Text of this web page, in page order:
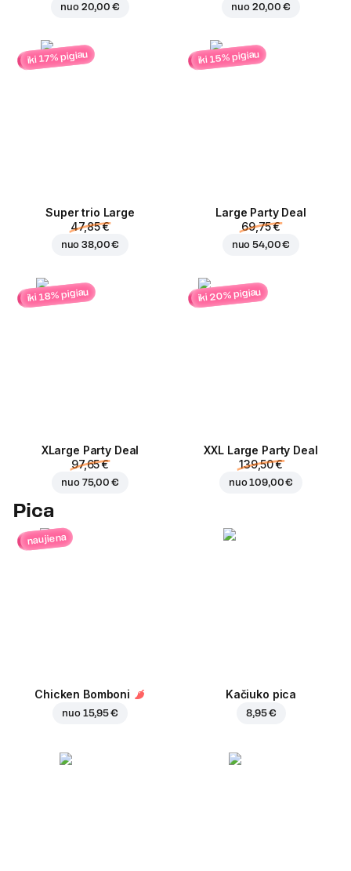
nuo 20,00 € nuo 20,00 €
iki 17% pigiau
Super trio Large
47,85 €
nuo38,00 €
iki 15% pigiau
Large Party Deal
69,75 €
nuo54,00 €
iki 18% pigiau
ХLarge Party Deal
97,65 €
nuo 75,00 €
iki 20% pigiau
XXL Large Party Deal
139,50 €
nuo109,00 €
Pica
naujiena
Chicken Bomboni
nuo 15,95 €
Kačiuko pica
8,95 €